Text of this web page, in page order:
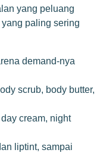
yang peluang
paling sering
demand-nya
scrub, body butter,
cream, night
liptint, sampai